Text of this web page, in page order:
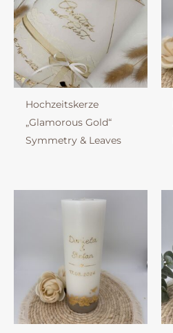
Hochzeitskerze
„Glamorous Gold“
Symmetry & Leaves